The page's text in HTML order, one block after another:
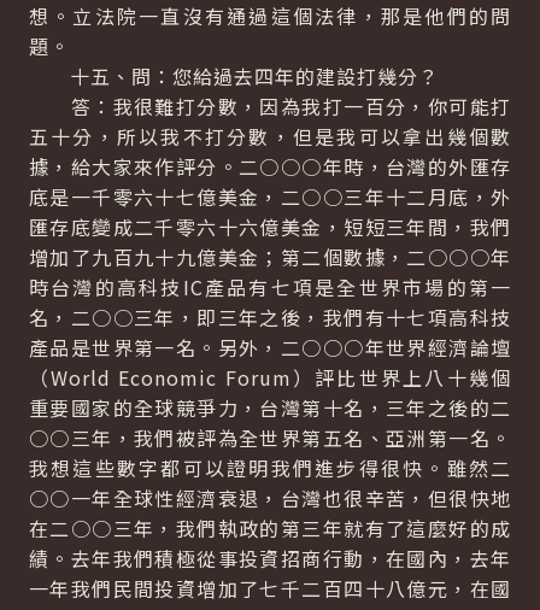
想。立法院一直沒有通過這個法律，那是他們的問
題。
十五、問：您給過去四年的建設打幾分？
答：我很難打分數，因為我打一百分，你可能打
五十分，所以我不打分數，但是我可以拿出幾個數
據，給大家來作評分。二○○○年時，台灣的外匯存
底是一千零六十七億美金，二○○三年十二月底，外
匯存底變成二千零六十六億美金，短短三年間，我們
增加了九百九十九億美金；第二個數據，二○○○年
時台灣的高科技IC產品有七項是全世界市場的第一
名，二○○三年，即三年之後，我們有十七項高科技
產品是世界第一名。另外，二○○○年世界經濟論壇
（World Economic Forum）評比世界上八十幾個
重要國家的全球競爭力，台灣第十名，三年之後的二
○○三年，我們被評為全世界第五名、亞洲第一名。
我想這些數字都可以證明我們進步得很快。雖然二
○○一年全球性經濟衰退，台灣也很辛苦，但很快地
在二○○三年，我們執政的第三年就有了這麼好的成
績。去年我們積極從事投資招商行動，在國內，去年
一年我們民間投資增加了七千二百四十八億元，在國